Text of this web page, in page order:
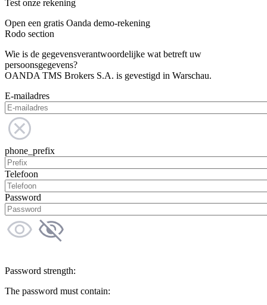
Test onze rekening
Open een gratis Oanda demo-rekening
Rodo section
Wie is de gegevensverantwoordelijke wat betreft uw
persoonsgegevens?
OANDA TMS Brokers S.A. is gevestigd in Warschau.
E-mailadres
phone_prefix
Telefoon
Password
Password strength:
The password must contain: